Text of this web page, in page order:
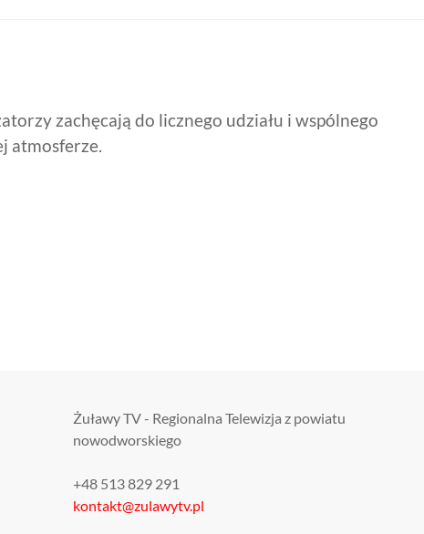
zachęcają do licznego udziału i wspólnego
atmosferze.
Żuławy TV - Regionalna Telewizja z powiatu
nowodworskiego
+48 513 829 291
kontakt@zulawytv.pl